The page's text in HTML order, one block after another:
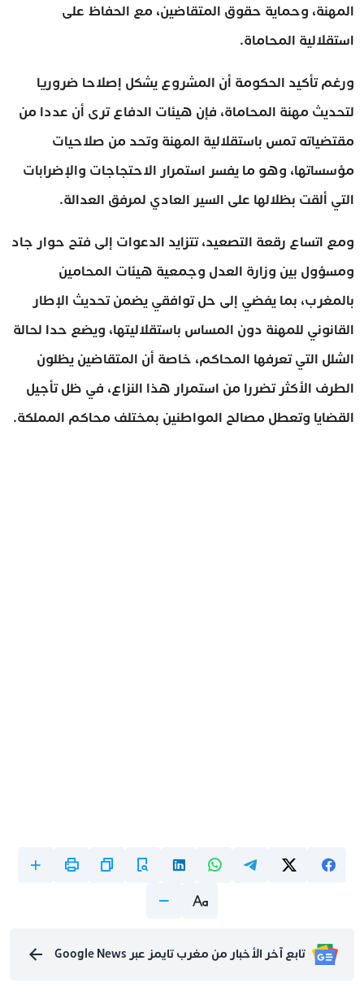
المهنة، وحماية حقوق المتقاضين، مع الحفاظ على
استقلالية المحاماة.
ورغم تأكيد الحكومة أن المشروع يشكل إصلاحا ضروريا
لتحديث مهنة المحاماة، فإن هيئات الدفاع ترى أن عددا من
مقتضياته تمس باستقلالية المهنة وتحد من صلاحيات
مؤسساتها، وهو ما يفسر استمرار الاحتجاجات والإضرابات
التي ألقت بظلالها على السير العادي لمرفق العدالة.
ومع اتساع رقعة التصعيد، تتزايد الدعوات إلى فتح حوار جاد
ومسؤول بين وزارة العدل وجمعية هيئات المحامين
بالمغرب، بما يفضي إلى حل توافقي يضمن تحديث الإطار
القانوني للمهنة دون المساس باستقلاليتها، ويضع حدا لحالة
الشلل التي تعرفها المحاكم، خاصة أن المتقاضين يظلون
الطرف الأكثر تضررا من استمرار هذا النزاع، في ظل تأجيل
القضايا وتعطل مصالح المواطنين بمختلف محاكم المملكة.
تابع آخر الأخبار من مغرب تايمز عبر Google News